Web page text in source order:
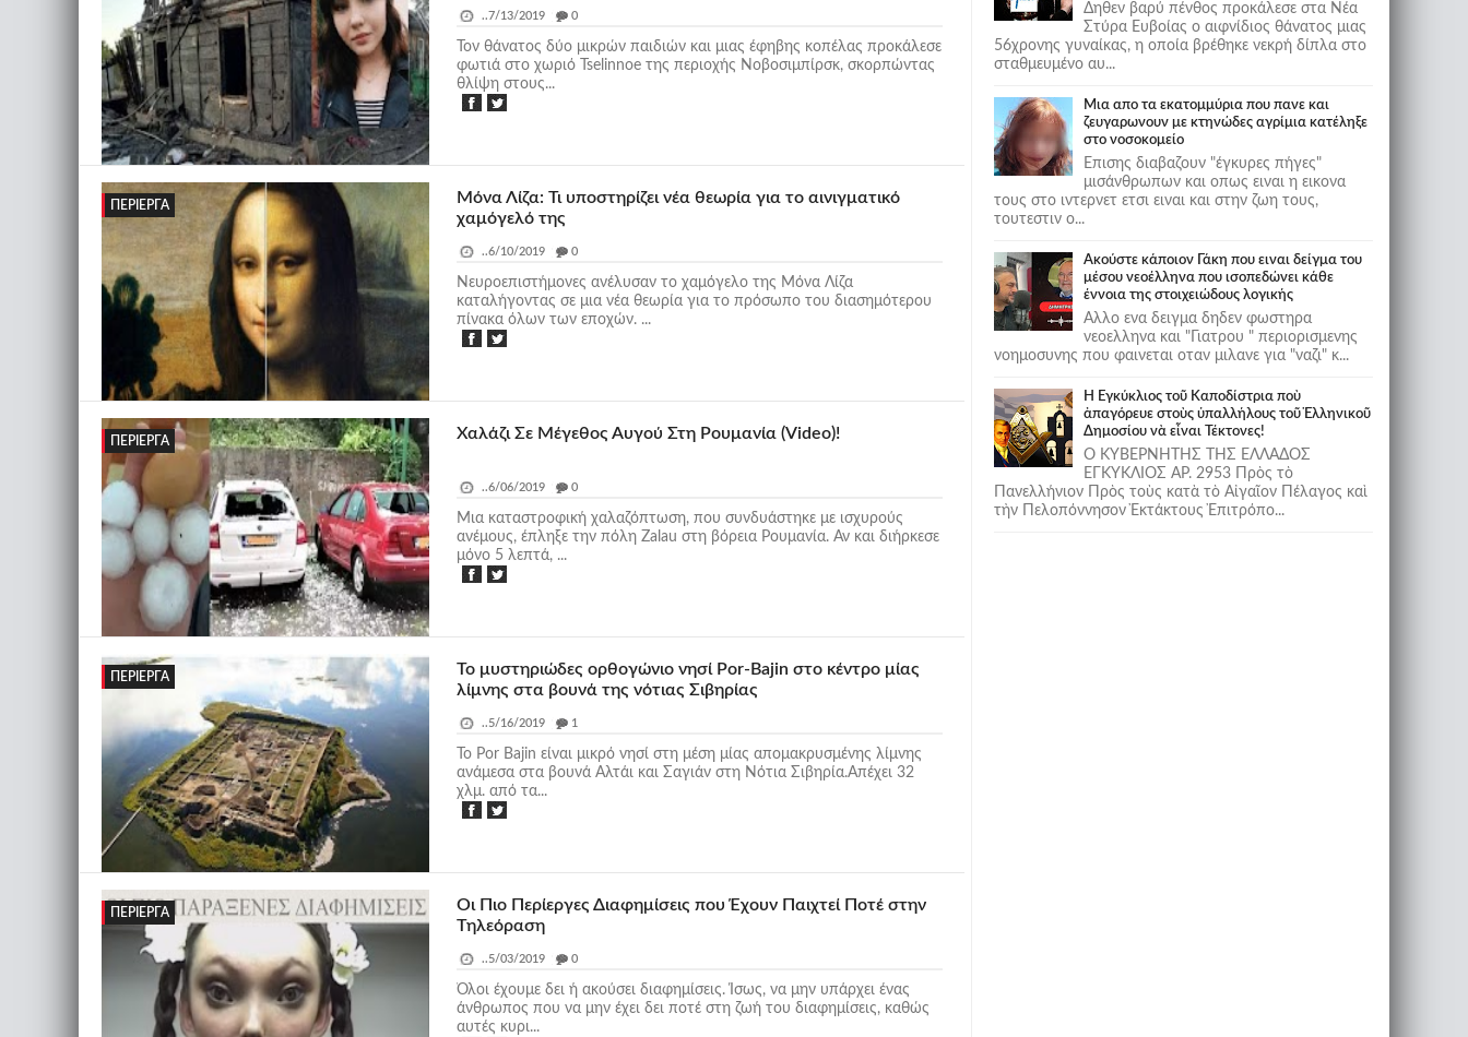
..7/13/2019 _ 0
Τον θάνατος δύο μικρών παιδιών και μιας έφηβης κοπέλας προκάλεσε
φωτιά στο χωριό Tselinnoe της περιοχής Νοβοσιμπίρσκ, σκορπώντας
θλίψη στους...
ΠΕΡΊΕΡΓΑ
Μόνα Λίζα: Τι υποστηρίζει νέα θεωρία για το αινιγματικό
χαμόγελό της
..6/10/2019 _ 0
Νευροεπιστήμονες ανέλυσαν το χαμόγελο της Μόνα Λίζα
καταλήγοντας σε μια νέα θεωρία για το πρόσωπο του διασημότερου
πίνακα όλων των εποχών. ...
ΠΕΡΊΕΡΓΑ Χαλάζι Σε Μέγεθος Αυγού Στη Ρουμανία (Video)!
..6/06/2019 _ 0
Μια καταστροφική χαλαζόπτωση, που συνδυάστηκε με ισχυρούς
ανέμους, έπληξε την πόλη Zalau στη βόρεια Ρουμανία. Αν και διήρκεσε
μόνο 5 λεπτά, ...
ΠΕΡΊΕΡΓΑ
Το μυστηριώδες ορθογώνιο νησί Por-Bajin στο κέντρο μίας
λίμνης στα βουνά της νότιας Σιβηρίας
..5/16/2019 _ 1
Το Por Bajin είναι μικρό νησί στη μέση μίας απομακρυσμένης λίμνης
ανάμεσα στα βουνά Αλτάι και Σαγιάν στη Νότια Σιβηρία.Απέχει 32
χλμ. από τα...
ΠΕΡΊΕΡΓΑ
Οι Πιο Περίεργες Διαφημίσεις που Έχουν Παιχτεί Ποτέ στην
Τηλεόραση
..5/03/2019 _ 0
Όλοι έχουμε δει ή ακούσει διαφημίσεις. Ίσως, να μην υπάρχει ένας
άνθρωπος που να μην έχει δει ποτέ στη ζωή του διαφημίσεις, καθώς
αυτές κυρι...
Δηθεν βαρύ πένθος προκάλεσε στα Νέα
Στύρα Ευβοίας ο αιφνίδιος θάνατος μιας
56χρονης γυναίκας, η οποία βρέθηκε νεκρή δίπλα στο
σταθμευμένο αυ...
Μια απο τα εκατομμύρια που πανε και
ζευγαρωνουν με κτηνώδες αγρίμια κατέληξε
στο νοσοκομείο
Επισης διαβαζουν "έγκυρες πήγες"
μισάνθρωπων και οπως ειναι η εικονα
τους στο ιντερνετ ετσι ειναι και στην ζωη τους,
τουτεστιν ο...
Ακούστε κάποιον Γάκη που ειναι δείγμα του
μέσου νεοέλληνα που ισοπεδώνει κάθε
έννοια της στοιχειώδους λογικής
Αλλο ενα δειγμα δηδεν φωστηρα
νεοελληνα και "Γιατρου " περιορισμενης
νοημοσυνης που φαινεται οταν μιλανε για "ναζι" κ...
Ἡ Ἐγκύκλιος τοῦ Καποδίστρια ποὺ
ἀπαγόρευε στοὺς ὑπαλλήλους τοῦ Ἑλληνικοῦ
Δημοσίου νὰ εἶναι Τέκτονες!
Ο ΚΥΒΕΡΝΗΤΗΣ ΤΗΣ ΕΛΛΑΔΟΣ
ΕΓΚΥΚΛΙΟΣ ΑΡ. 2953 Πρὸς τὸ
Πανελλήνιον Πρὸς τοὺς κατὰ τὸ Αἰγαῖον Πέλαγος καὶ
τὴν Πελοπόννησον Ἐκτάκτους Ἐπιτρόπο...